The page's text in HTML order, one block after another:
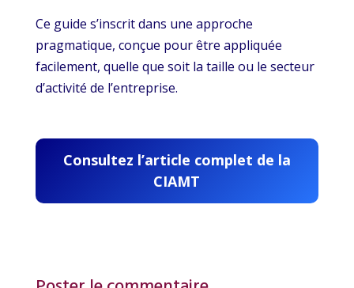
Ce guide s’inscrit dans une approche
pragmatique, conçue pour être appliquée
facilement, quelle que soit la taille ou le secteur
d’activité de l’entreprise.
Consultez l’article complet de la
CIAMT